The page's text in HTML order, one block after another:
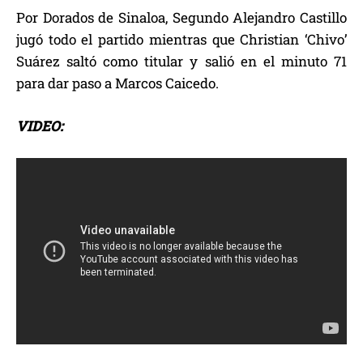
Por Dorados de Sinaloa, Segundo Alejandro Castillo
jugó todo el partido mientras que Christian ‘Chivo’
Suárez saltó como titular y salió en el minuto 71
para dar paso a Marcos Caicedo.
VIDEO: